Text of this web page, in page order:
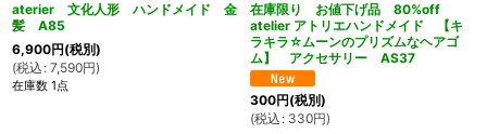
aterier 文化人形 ハンドメイド 金
髪 A85
6,900円(税別)
(税込 : 7,590円)
在庫数 1点
在庫限り お値下げ品 80%off
atelier アトリエハンドメイド 【キ
ラキラ☆ムーンのプリズムなヘアゴ
ム】 アクセサリー AS37
300円(税別)
(税込 : 330円)